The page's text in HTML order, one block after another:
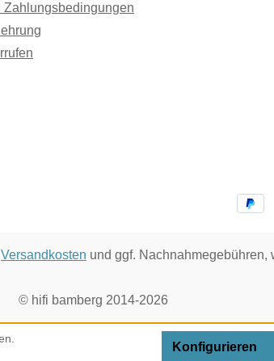
Zahlungsbedingungen
Versandkosten und ggf.
© hifi bamberg 2014-2026
Konfigurieren